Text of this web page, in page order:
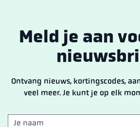
Meld je aan
Ontvang nieuws, kortingscodes,
veel meer. Je kunt je op elk